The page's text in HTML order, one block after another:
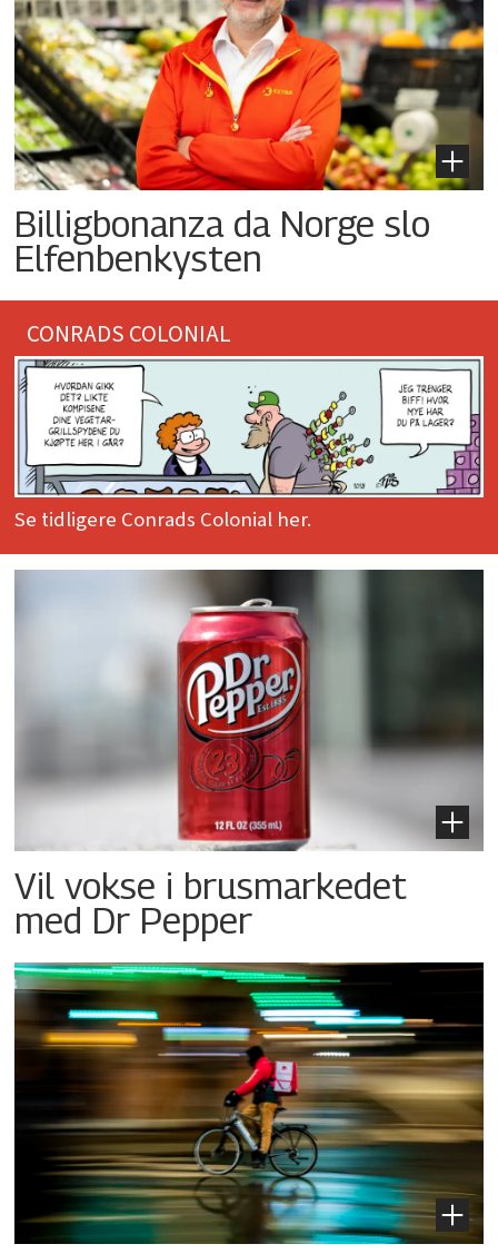
Billigbonanza da Norge slo
Elfenbenkysten
CONRADS COLONIAL
Se tidligere Conrads Colonial her.
Vil vokse i brusmarkedet
med Dr Pepper